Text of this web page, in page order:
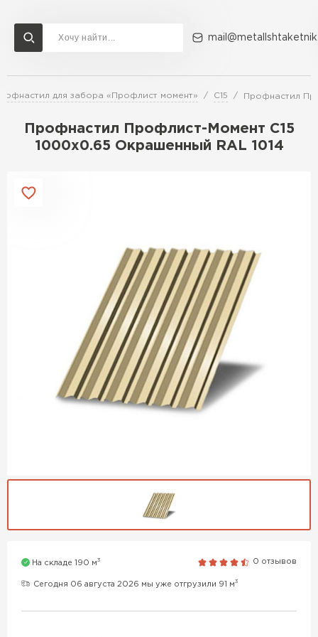
для забора «Профлист момент» С15 Профнастил
Профнастил Профлист-Момент C15
1000х0.65 Окрашенный RAL 1014
На складе 190 м3 0 отзывов
Сегодня 06 августа 2026 мы уже отгрузили 91 м3
Доставка и оплата Акции О компании Контакты
Перейти в каталог